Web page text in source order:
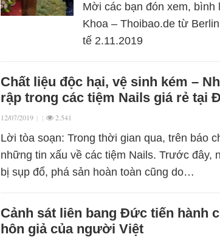
Mời các bạn đón xem, bình
Khoa – Thoibao.de từ
tế 2.11.2019
Chất liệu độc hại, vệ sinh kém –
rập trong các tiệm Nails giá rẻ tại
12/07/2019 | | 2.541
Lời tòa soạn: Trong thời gian qua, trên báo
những tin xấu về các tiệm Nails. Trước đây,
bị sụp đổ, phá sản hoàn toàn cũng do…
Cảnh sát liên bang Đức tiến hành
hôn giả của người Việt